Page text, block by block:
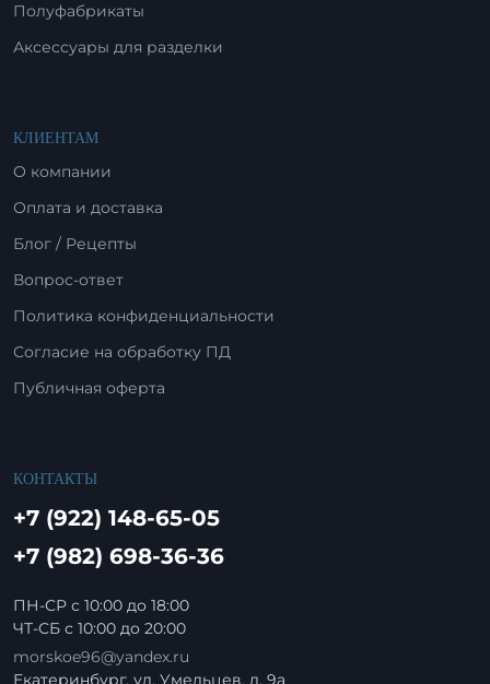
Полуфабрикаты
Аксессуары для разделки
КЛИЕНТАМ
О компании
Оплата и доставка
Блог / Рецепты
Вопрос-ответ
Политика конфиденциальности
Согласие на обработку ПД
Публичная оферта
КОНТАКТЫ
+7 (922) 148-65-05
+7 (982) 698-36-36
ПН-СР с 10:00 до 18:00
ЧТ-СБ с 10:00 до 20:00
morskoe96@yandex.ru
Екатеринбург, ул. Умельцев, д. 9а